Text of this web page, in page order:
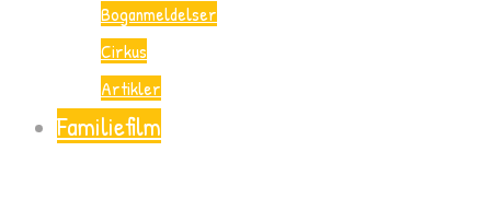
Boganmeldelser
Cirkus
Artikler
Familiefilm